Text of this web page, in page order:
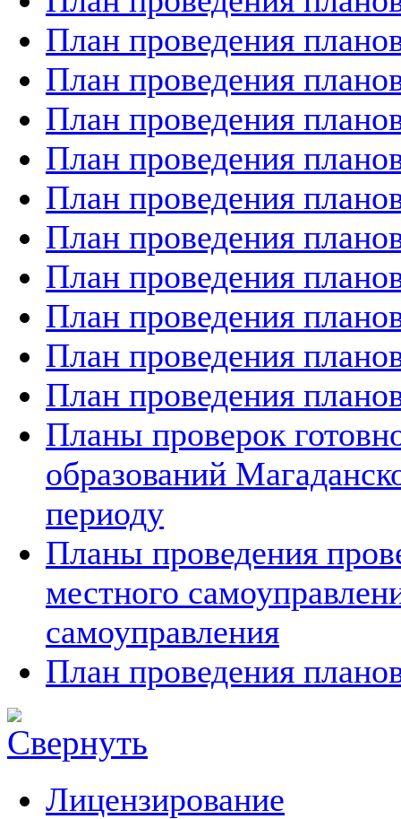
План проведения
План проведения
План проведения
План проведения
План проведения
План проведения
План проведения
План проведения
План проведения
План проведения
Планы проверок
образований
периоду
Планы проведения
местного
самоуправления
План проведения
Лицензирование